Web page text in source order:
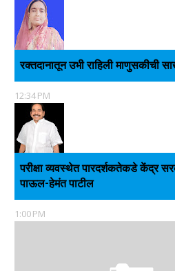
रक्तदानातून उभी राहिली माणुसकीची
12:34 PM
परीक्षा व्यवस्थेत पारदर्शकतेकडे केंद्र
पाऊल-हेमंत पाटील
1:00 PM